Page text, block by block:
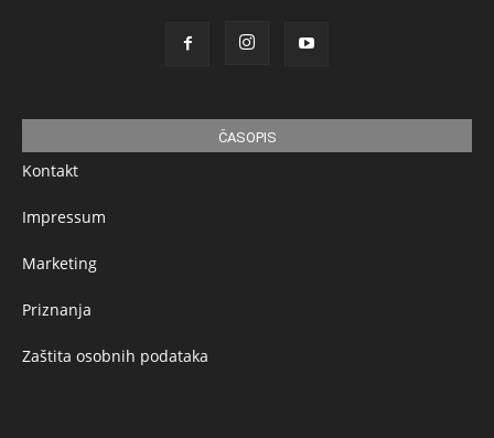
ČASOPIS
Kontakt
Impressum
Marketing
Priznanja
Zaštita osobnih podataka